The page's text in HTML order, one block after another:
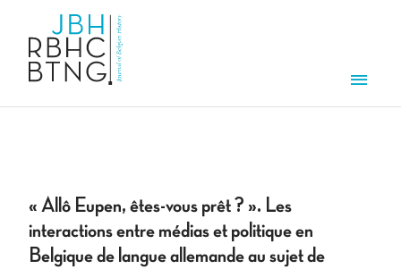
« Allô Eupen, êtes-vous prêt ? ». Les
interactions entre médias et politique en
Belgique de langue allemande au sujet de